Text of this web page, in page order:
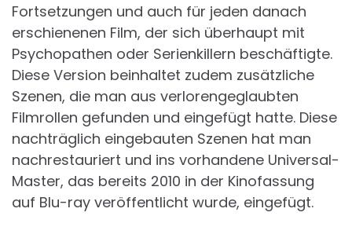
Fortsetzungen und auch für jeden danach
erschienenen Film, der sich überhaupt mit
Psychopathen oder Serienkillern beschäftigte.
Diese Version beinhaltet zudem zusätzliche
Szenen, die man aus verlorengeglaubten
Filmrollen gefunden und eingefügt hatte. Diese
nachträglich eingebauten Szenen hat man
nachrestauriert und ins vorhandene Universal-
Master, das bereits 2010 in der Kinofassung
auf Blu-ray veröffentlicht wurde, eingefügt.